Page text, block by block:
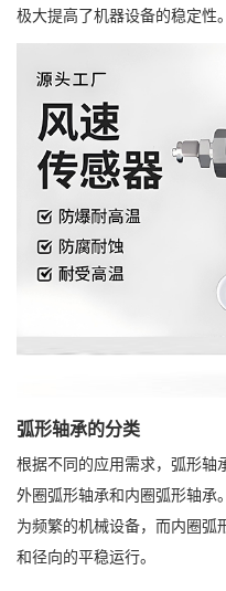
极大提高了机器设备的稳定性。
弧形轴承的分类
根据不同的应用需求，弧形轴
外圈弧形轴承和内圈弧形轴承
为频繁的机械设备，而内圈弧
和径向的平稳运行。